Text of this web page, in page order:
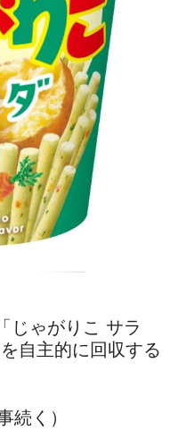
じゃがりこ サラ
自主的に回収する
続く）